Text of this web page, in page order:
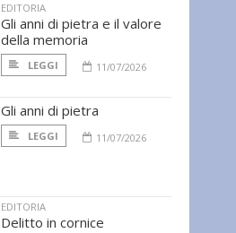
EDITORIA
Gli anni di pietra e il valore
della memoria
LEGGI 11/07/2026
Gli anni di pietra
LEGGI 11/07/2026
EDITORIA
Delitto in cornice